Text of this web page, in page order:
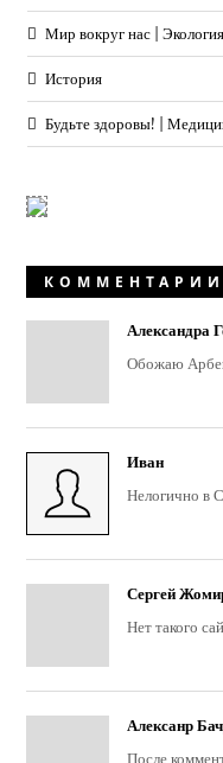
Мир вокруг нас | Экология
История
Будьте здоровы! |
КОММЕНТАРИИ
Александра
Обожаю
Иван
Нелогично в
Сергей
Нет такого
Алексанр
После